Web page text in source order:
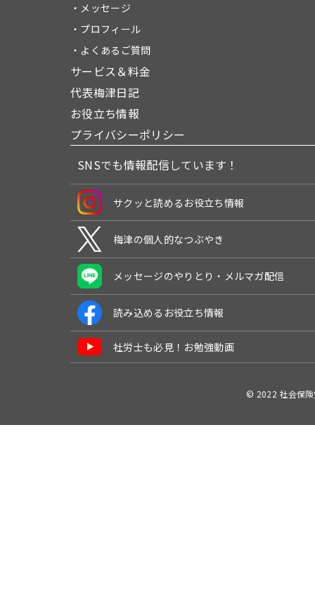
・メッセージ
・プロフィール
・よくあるご質問
サービス＆料金
代表梅津日記
お役立ち情報
プライバシーポリシー
SNSでも情報配信しています！
サクッと読めるお役立ち情報
梅津の個人的なつぶやき
メッセージのやりとり・メルマガ配信
読み込めるお役立ち情報
社労士も必見！お勉強動画
© 2022 社会保